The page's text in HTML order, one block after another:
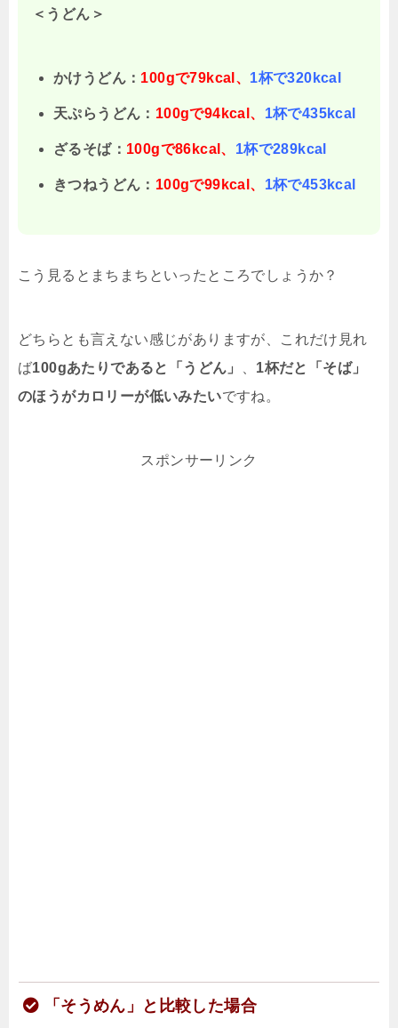
＜うどん＞
かけうどん： 100gで79kcal、 1杯で320kcal
天ぷらうどん： 100gで94kcal、 1杯で435kcal
ざるそば： 100gで86kcal、 1杯で289kcal
きつねうどん： 100gで99kcal、 1杯で453kcal
こう見るとまちまちといったところでしょうか？
どちらとも言えない感じがありますが、これだけ見れ
ば100gあたりであると「うどん」
1杯だと「そば」
のほうがカロリーが低いみたいですね。
スポンサーリンク
「そうめん」と比較した場合